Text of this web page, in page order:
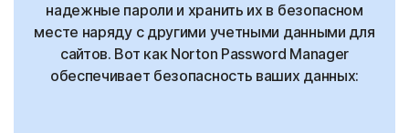
надежные пароли и хранить их в безопасном
месте наряду с другими учетными данными для
сайтов. Вот как Norton Password Manager
обеспечивает безопасность ваших данных: